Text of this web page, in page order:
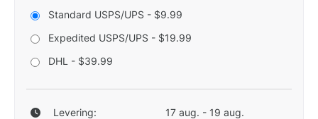
Standard USPS/UPS - $9.99
Expedited USPS/UPS - $19.99
DHL - $39.99
Levering:
17 aug. - 19 aug.